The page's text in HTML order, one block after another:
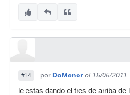
#14 por DoMenor el 15/05/2011
le estas dando el tres de arriba de